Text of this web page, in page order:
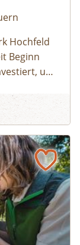
Hochfeld
Beginn
um
bietet
und
man auch